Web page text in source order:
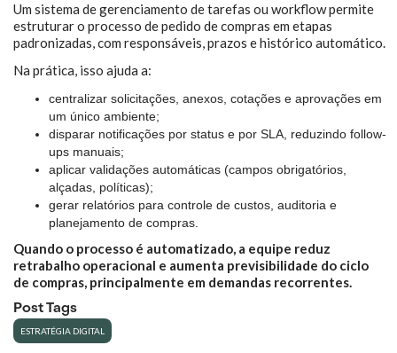
Um sistema de gerenciamento de tarefas ou workflow permite
estruturar o processo de pedido de compras em etapas
padronizadas, com responsáveis, prazos e histórico automático.
Na prática, isso ajuda a:
centralizar solicitações, anexos, cotações e aprovações em
um único ambiente;
disparar notificações por status e por SLA, reduzindo follow-
ups manuais;
aplicar validações automáticas (campos obrigatórios,
alçadas, políticas);
gerar relatórios para controle de custos, auditoria e
planejamento de compras.
Quando o processo é automatizado, a equipe reduz
retrabalho operacional e aumenta previsibilidade do ciclo
de compras, principalmente em demandas recorrentes.
Post Tags
ESTRATÉGIA DIGITAL